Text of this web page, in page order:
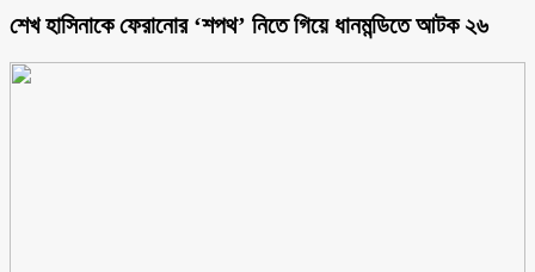
শেখ হাসিনাকে ফেরানোর ‘শপথ’ নিতে গিয়ে ধানমন্ডিতে আটক ২৬